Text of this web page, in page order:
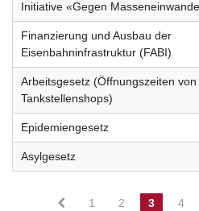
Initiative «Gegen
Finanzierung und Ausbau der
Eisenbahninfrastruktur (FABI)
Arbeitsgesetz (Öffnungszeiten von
Tankstellenshops)
Epidemiengesetz
Asylgesetz
1 2 3 4